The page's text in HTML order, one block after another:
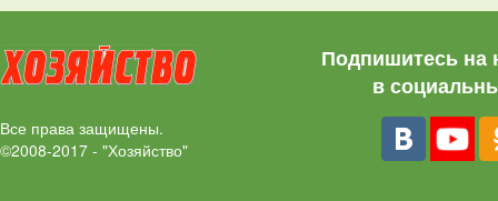
Все права защищены.
©2008-2017 - "Хозяйство"
Подпишитесь на
в